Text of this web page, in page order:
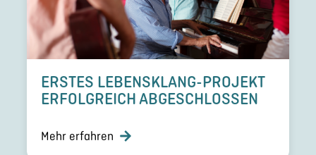
ERSTES LEBENSKLANG-PROJEKT
ERFOLG­REICH ABGESCHLOS­SEN
Mehr erfahren